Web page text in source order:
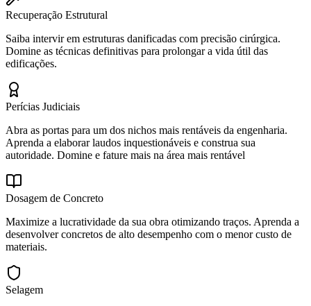
Recuperação Estrutural
Saiba intervir em estruturas danificadas com precisão cirúrgica.
Domine as técnicas definitivas para prolongar a vida útil das
edificações.
Perícias Judiciais
Abra as portas para um dos nichos mais rentáveis da engenharia.
Aprenda a elaborar laudos inquestionáveis e construa sua
autoridade. Domine e fature mais na área mais rentável
Dosagem de Concreto
Maximize a lucratividade da sua obra otimizando traços. Aprenda a
desenvolver concretos de alto desempenho com o menor custo de
materiais.
Selagem